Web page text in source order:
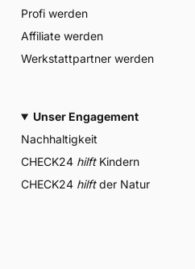
Profi werden
Affiliate werden
Werkstattpartner werden
Unser Engagement
Nachhaltigkeit
CHECK24 hilftKindern
CHECK24 hilftder Natur